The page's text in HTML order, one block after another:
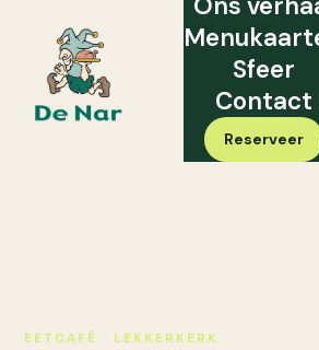
Sfeer
Contact
Reserveer
EETCAFÉ · LEKKERKERK